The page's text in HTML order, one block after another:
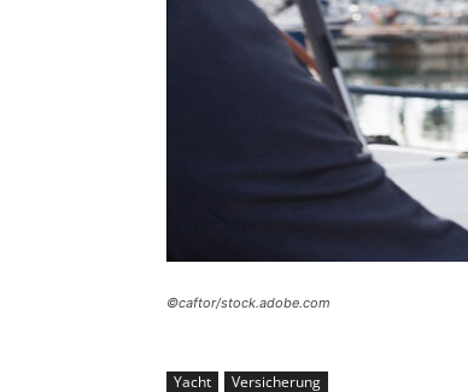
©caftor/stock.adobe.com
Yacht Versicherung